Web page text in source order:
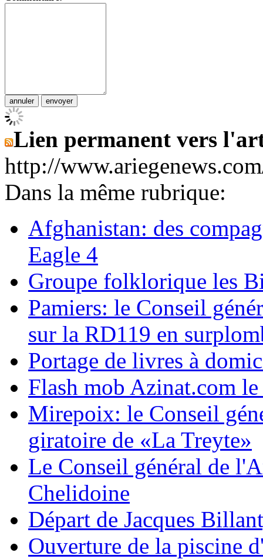
Lien permanent vers
http://
Dans la même rubrique:
Afghanistan: des
Eagle 4
Groupe folklorique les
Pamiers: le Conseil
sur la RD119 en
Portage de livres à
Flash mob Azinat.com
Mirepoix: le Conseil
giratoire de «La Treyte»
Le Conseil général de
Chelidoine
Départ de Jacques
Ouverture de la piscine